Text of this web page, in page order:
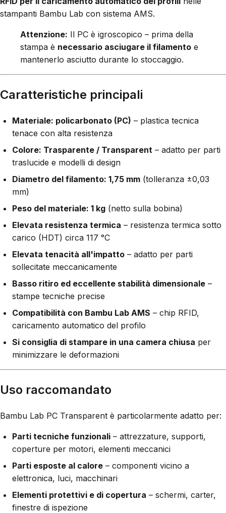
stampanti Bambu Lab con sistema AMS.
Attenzione: Il PC è igroscopico – prima della
stampa è necessario asciugare il filamento e
mantenerlo asciutto durante lo stoccaggio.
Caratteristiche principali
Materiale: policarbonato (PC) – plastica tecnica
tenace con alta resistenza
Colore: Trasparente / Transparent – adatto per parti
traslucide e modelli di design
Diametro del filamento: 1,75 mm (tolleranza ±0,03
mm)
Peso del materiale: 1 kg (netto sulla bobina)
Elevata resistenza termica – resistenza termica sotto
carico (HDT) circa 117 °C
Elevata tenacità all'impatto – adatto per parti
sollecitate meccanicamente
Basso ritiro ed eccellente stabilità dimensionale –
stampe tecniche precise
Compatibilità con Bambu Lab AMS – chip RFID,
caricamento automatico del profilo
Si consiglia di stampare in una camera chiusa per
minimizzare le deformazioni
Uso raccomandato
Bambu Lab PC Transparent è particolarmente adatto per:
Parti tecniche funzionali – attrezzature, supporti,
coperture per motori, elementi meccanici
Parti esposte al calore – componenti vicino a
elettronica, luci, macchinari
Elementi protettivi e di copertura – schermi, carter,
finestre di ispezione